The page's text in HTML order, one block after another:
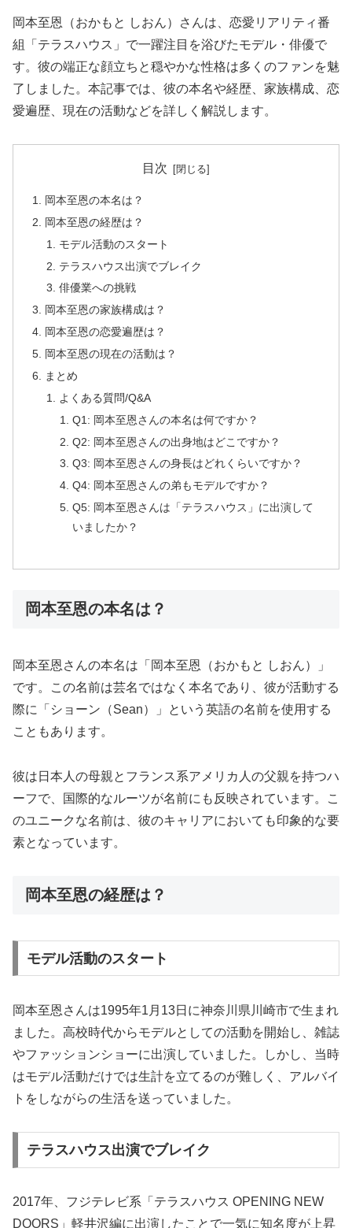
岡本至恩（おかもと しおん）さんは、恋愛リアリティ番
組「テラスハウス」で一躍注目を浴びたモデル・俳優で
す。彼の端正な顔立ちと穏やかな性格は多くのファンを魅
了しました。本記事では、彼の本名や経歴、家族構成、恋
愛遍歴、現在の活動などを詳しく解説します。
目次
岡本至恩の本名は？
岡本至恩の経歴は？
モデル活動のスタート
テラスハウス出演でブレイク
俳優業への挑戦
岡本至恩の家族構成は？
岡本至恩の恋愛遍歴は？
岡本至恩の現在の活動は？
まとめ
よくある質問/Q&A
Q1: 岡本至恩さんの本名は何ですか？
Q2: 岡本至恩さんの出身地はどこですか？
Q3: 岡本至恩さんの身長はどれくらいですか？
Q4: 岡本至恩さんの弟もモデルですか？
Q5: 岡本至恩さんは「テラスハウス」に出演して
いましたか？
岡本至恩の本名は？
岡本至恩さんの本名は「岡本至恩（おかもと しおん）」
です。この名前は芸名ではなく本名であり、彼が活動する
際に「ショーン（Sean）」という英語の名前を使用する
こともあります。
彼は日本人の母親とフランス系アメリカ人の父親を持つハ
ーフで、国際的なルーツが名前にも反映されています。こ
のユニークな名前は、彼のキャリアにおいても印象的な要
素となっています。
岡本至恩の経歴は？
モデル活動のスタート
岡本至恩さんは1995年1月13日に神奈川県川崎市で生まれ
ました。高校時代からモデルとしての活動を開始し、雑誌
やファッションショーに出演していました。しかし、当時
はモデル活動だけでは生計を立てるのが難しく、アルバイ
トをしながらの生活を送っていました。
テラスハウス出演でブレイク
2017年、フジテレビ系「テラスハウス OPENING NEW
DOORS」軽井沢編に出演したことで一気に知名度が上昇